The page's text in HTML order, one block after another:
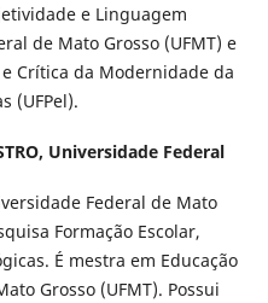
e Linguagem
de Mato Grosso (UFMT) e
Crítica da Modernidade da
(UFPel).
Universidade Federal
Federal de Mato
Formação Escolar,
É mestra em Educação
Grosso (UFMT). Possui